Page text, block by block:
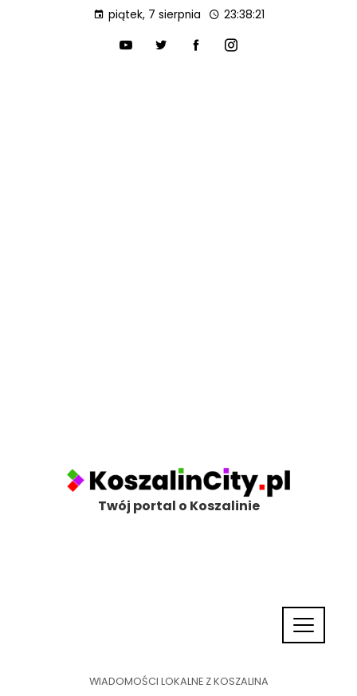
piątek, 7 sierpnia 23:38:23
Twój portal o Koszalinie
WIADOMOŚCI LOKALNE Z KOSZALINA